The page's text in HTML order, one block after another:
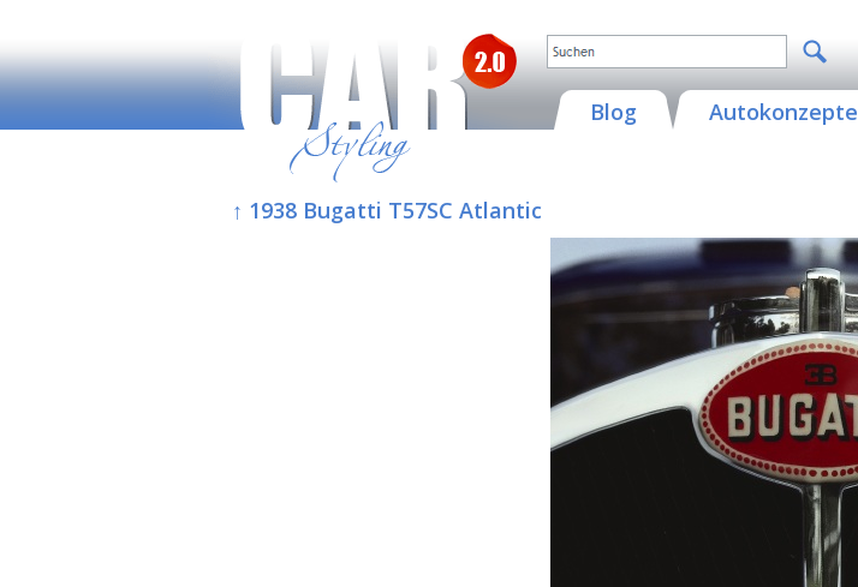
Blog Autokonzepte
↑ 1938 Bugatti T57SC Atlantic